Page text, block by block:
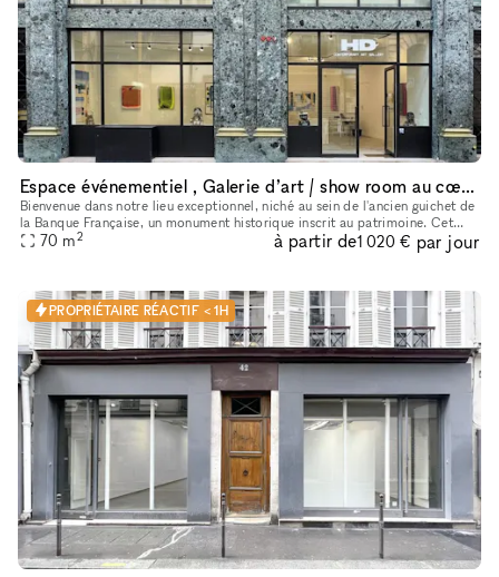
Espace événementiel , Galerie d’art / show room au cœur de Paris
Bienvenue dans notre lieu exceptionnel, niché au sein de l'ancien guichet de
la Banque Française, un monument historique inscrit au patrimoine. Cet
espace polyvalent offre une variété d'options pour
70 m2 à partir de1 020 € par jour
PROPRIÉTAIRE RÉACTIF < 1H